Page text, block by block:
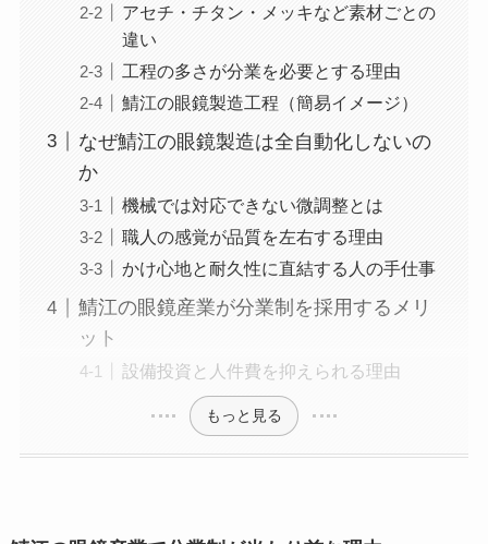
アセチ・チタン・メッキなど素材ごとの
違い
工程の多さが分業を必要とする理由
鯖江の眼鏡製造工程（簡易イメージ）
なぜ鯖江の眼鏡製造は全自動化しないの
か
機械では対応できない微調整とは
職人の感覚が品質を左右する理由
かけ心地と耐久性に直結する人の手仕事
鯖江の眼鏡産業が分業制を採用するメリ
ット
設備投資と人件費を抑えられる理由
もっと見る